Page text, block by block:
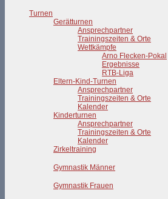
Turnen
Gerätturnen
Ansprechpartner
Trainingszeiten & Orte
Wettkämpfe
Arno Flecken-Pokal
Ergebnisse
RTB-Liga
Eltern-Kind-Turnen
Ansprechpartner
Trainingszeiten & Orte
Kalender
Kinderturnen
Ansprechpartner
Trainingszeiten & Orte
Kalender
Zirkeltraining
Gymnastik Männer
Gymnastik Frauen